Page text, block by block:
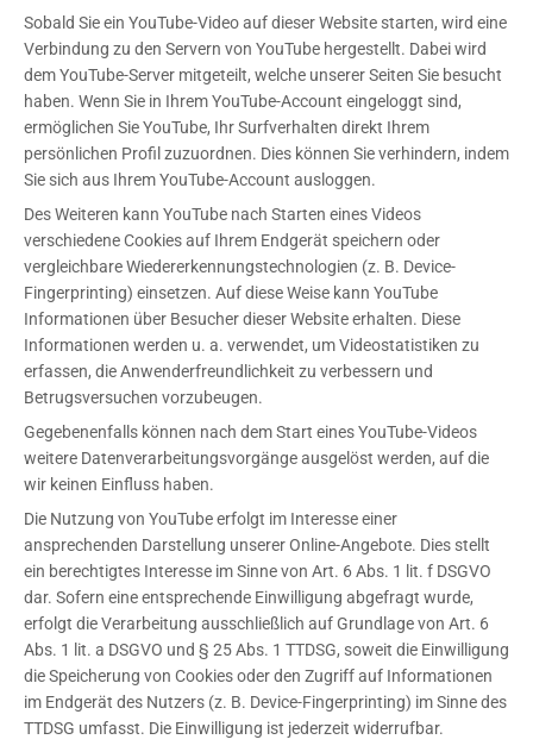
Sobald Sie ein YouTube-Video auf dieser Website starten, wird eine
Verbindung zu den Servern von YouTube hergestellt. Dabei wird
dem YouTube-Server mitgeteilt, welche unserer Seiten Sie besucht
haben. Wenn Sie in Ihrem YouTube-Account eingeloggt sind,
ermöglichen Sie YouTube, Ihr Surfverhalten direkt Ihrem
persönlichen Profil zuzuordnen. Dies können Sie verhindern, indem
Sie sich aus Ihrem YouTube-Account ausloggen.
Des Weiteren kann YouTube nach Starten eines Videos
verschiedene Cookies auf Ihrem Endgerät speichern oder
vergleichbare Wiedererkennungstechnologien (z. B. Device-
Fingerprinting) einsetzen. Auf diese Weise kann YouTube
Informationen über Besucher dieser Website erhalten. Diese
Informationen werden u. a. verwendet, um Videostatistiken zu
erfassen, die Anwenderfreundlichkeit zu verbessern und
Betrugsversuchen vorzubeugen.
Gegebenenfalls können nach dem Start eines YouTube-Videos
weitere Datenverarbeitungsvorgänge ausgelöst werden, auf die
wir keinen Einfluss haben.
Die Nutzung von YouTube erfolgt im Interesse einer
ansprechenden Darstellung unserer Online-Angebote. Dies stellt
ein berechtigtes Interesse im Sinne von Art. 6 Abs. 1 lit. f DSGVO
dar. Sofern eine entsprechende Einwilligung abgefragt wurde,
erfolgt die Verarbeitung ausschließlich auf Grundlage von Art. 6
Abs. 1 lit. a DSGVO und § 25 Abs. 1 TTDSG, soweit die Einwilligung
die Speicherung von Cookies oder den Zugriff auf Informationen
im Endgerät des Nutzers (z. B. Device-Fingerprinting) im Sinne des
TTDSG umfasst. Die Einwilligung ist jederzeit widerrufbar.